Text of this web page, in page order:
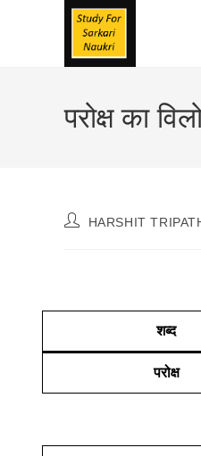
परोक्ष का
PostHARSHIT
शब्द
परोक्ष